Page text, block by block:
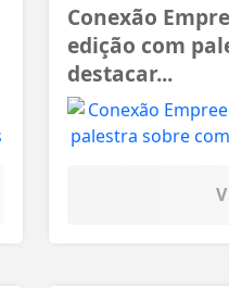
Conexão
edição com
destacar...